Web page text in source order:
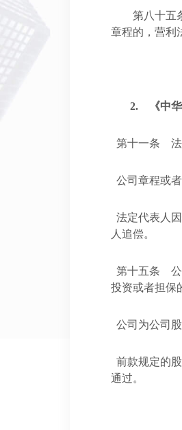
第八十五
章程的，营利
2. 《中
第十一条 法
公司章程或
法定代表人
人追偿。
第十五条 公
投资或者担保
公司为公司
前款规定的
通过。